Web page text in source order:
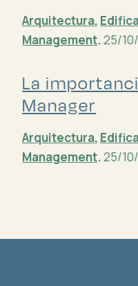
Arquitectura,
Management.25/
La
Manager
Arquitectura,
Management.25/